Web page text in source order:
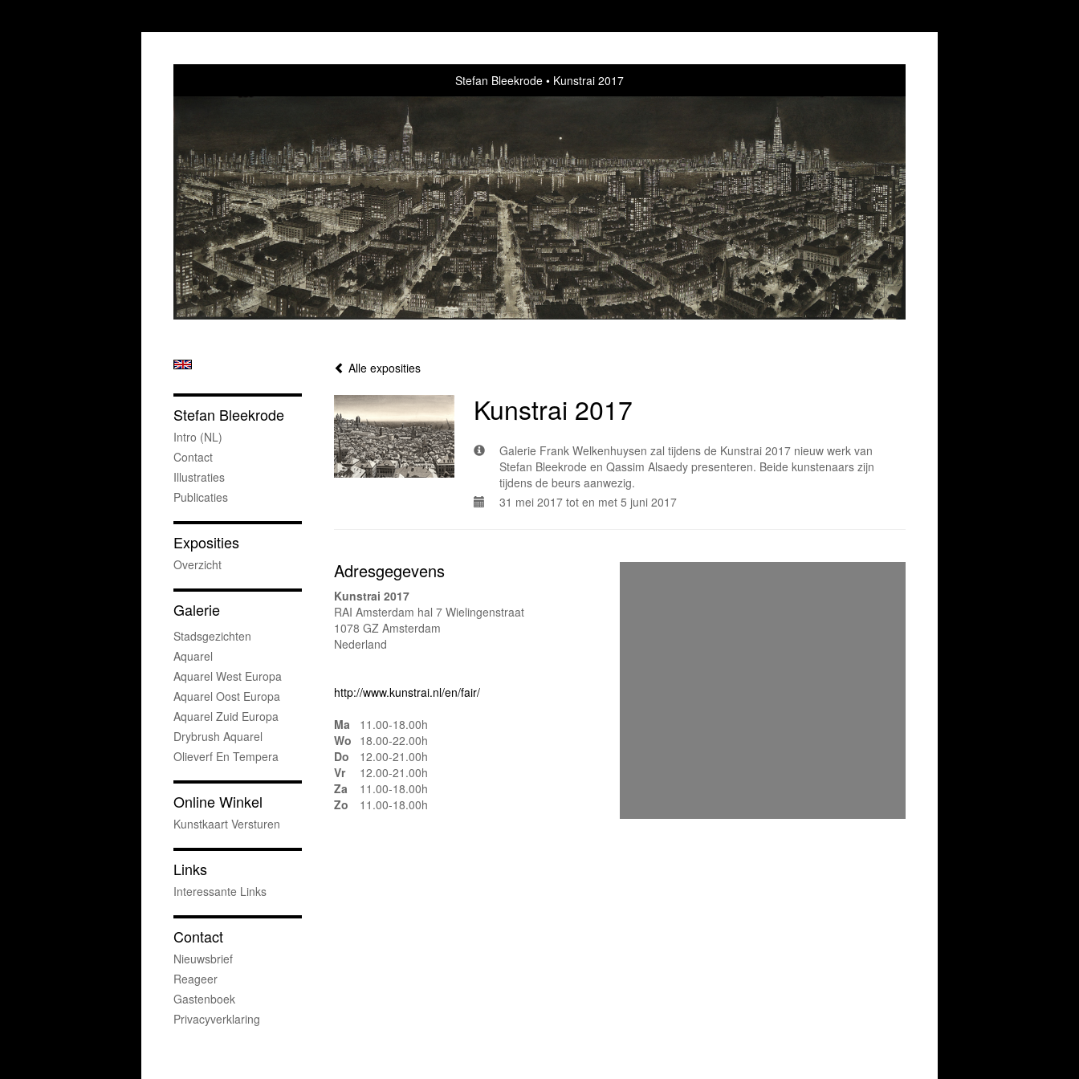
Stefan Bleekrode Kunstrai 2017
Alle exposities
Kunstrai 2017
Galerie Frank Welkenhuysen zal tijdens de Kunstrai 2017 nieuw werk van
Stefan Bleekrode en Qassim Alsaedy presenteren. Beide kunstenaars zijn
tijdens de beurs aanwezig.
31 mei 2017 tot en met 5 juni 2017
Adresgegevens
Kunstrai 2017
RAI Amsterdam hal 7 Wielingenstraat
1078 GZ Amsterdam
Nederland
http://www.kunstrai.nl/en/fair/
Ma
11.00-18.00h
Wo 18.00-22.00h
Do
12.00-21.00h
Vr
12.00-21.00h
Za
11.00-18.00h
Zo
11.00-18.00h
Stefan Bleekrode
Intro (NL)
Contact
Illustraties
Publicaties
Exposities
Overzicht
Galerie
Stadsgezichten
Aquarel
Aquarel West Europa
Aquarel Oost Europa
Aquarel Zuid Europa
Drybrush Aquarel
Olieverf En Tempera
Online Winkel
Kunstkaart Versturen
Links
Interessante Links
Contact
Nieuwsbrief
Reageer
Gastenboek
Privacyverklaring